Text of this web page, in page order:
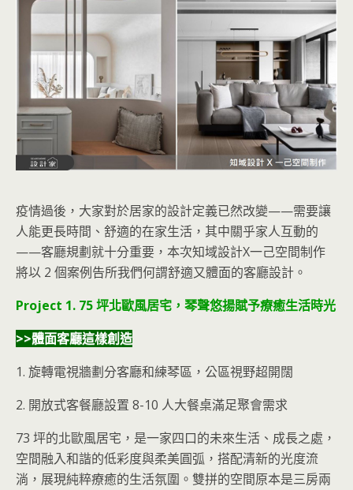
疫情過後，大家對於居家的設計定義已然改變——需要讓
人能更長時間、舒適的在家生活，其中關乎家人互動的
——客廳規劃就十分重要，本次知域設計X一己空間制作
將以 2 個案例告所我們何謂舒適又體面的客廳設計。
Project 1. 75 坪北歐風居宅，琴聲悠揚賦予療癒生活時光
>>體面客廳這樣創造
1. 旋轉電視牆劃分客廳和練琴區，公區視野超開闊
2. 開放式客餐廳設置 8-10 人大餐桌滿足聚會需求
73 坪的北歐風居宅，是一家四口的未來生活、成長之處，
空間融入和諧的低彩度與柔美圓弧，搭配清新的光度流
淌，展現純粹療癒的生活氛圍。雙拼的空間原本是三房兩